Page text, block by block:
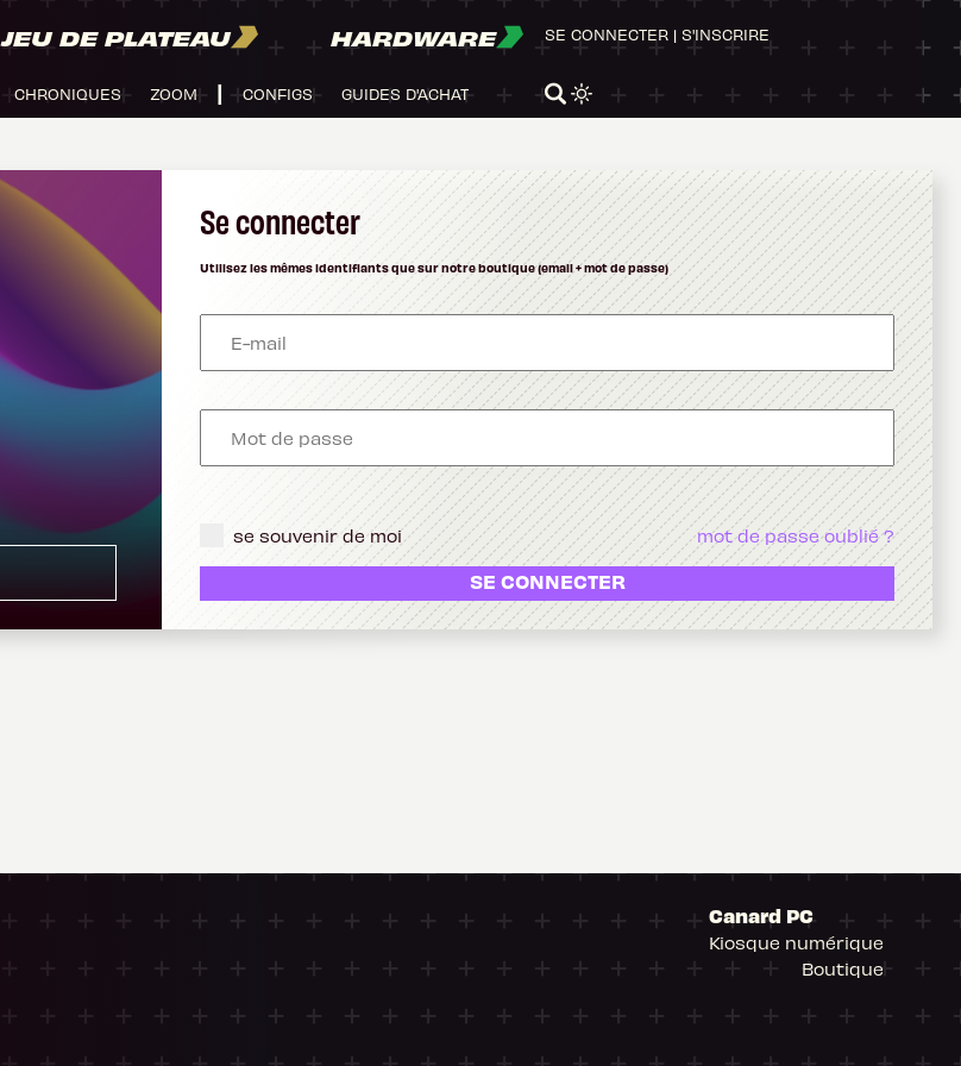
JEU DE PLATEAU HARDWARE
CHRONIQUES ZOOM CONFIGS GUIDES D'ACHAT
SE CONNECTER | S'INSCRIRE
Se connecter
Utilisez les mêmes identifiants que sur notre boutique (email + mot de passe)
se souvenir de moi mot de passe oublié ?
SE CONNECTER
Canard PC
Kiosque numérique
Boutique